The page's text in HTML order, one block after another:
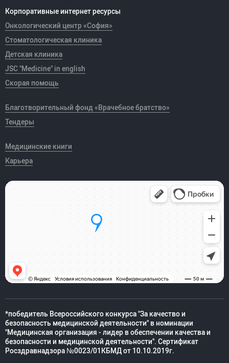
Корпоративные интернет ресурсы
Онкологический центр «София»
Стоматологическая клиника
Детская клиника
JSC "Medicine" in english
Скорая помощь
Благотворительный фонд «Врачебное братство»
Тендеры
Медицинские книги
Карьера
*победитель Всероссийского конкурса "За качество и
безопасность медицинской деятельности" в номинации
"Медицинская организация - лидер в обеспечении качества и
безопасности и медицинской деятельности". Сертификат
Росздравнадзора №0023/01КБМД от 10.10.2019г.